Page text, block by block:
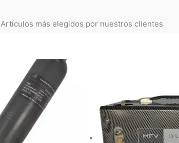
m
Artículos más elegidos por nuestros clientes